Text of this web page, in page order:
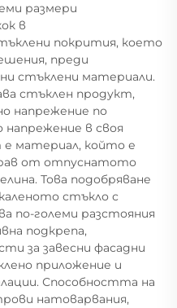
размери
в
покрития, което
преди
стъклени материали.
стъклен продукт,
напрежение по
в своя
материал, който е
от отпуснатото
Това подобряване
стъкло с
по-големи разстояния
подкрепа,
за завесни фасадни
приложение и
Способността на
натоварвания,